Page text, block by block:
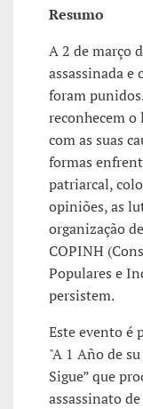
Resumo
A 2 de março
assassinada e
foram
reconhecem
com as suas
formas
patriarcal,
opiniões, as
organização
COPINH
Populares e
persistem.
Este evento é
"A 1 Año de
Sigue” que
assassinato